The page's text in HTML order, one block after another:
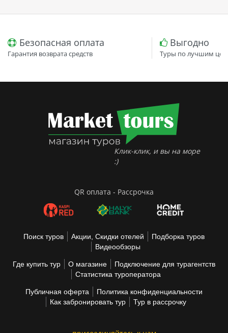
Безопасная оплата
Гарантия возврата средств
Выгодно
Туры по лучшим
Клик-клик, и вы на море
:)
QR оплата - Рассрочка
Поиск туров Акции, Скидки отелей
Подборка туров
Видеообзоры
Где купить тур О магазине
Подключение для турагентств
Статистика туроператора
Публичная оферта
Политика конфиденциальности
Как забронировать тур
Тур в рассрочку